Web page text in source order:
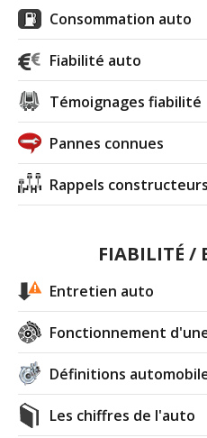
Consommation auto
Fiabilité auto
Témoignages fiabilité
Pannes connues
Rappels constructeurs
FIABILITÉ /
Entretien auto
Fonctionnement
Définitions
Les chiffres de l'auto